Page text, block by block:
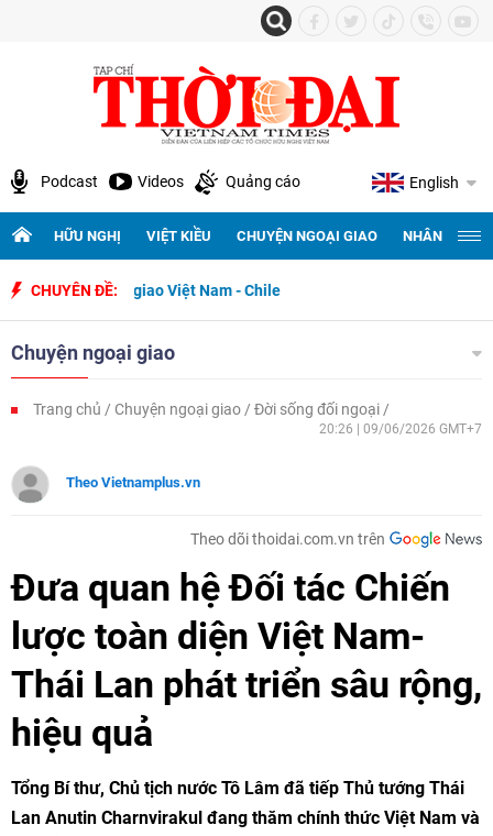
Podcast Videos Quảng cáo English
HỮU NGHỊ VIỆT KIỀU CHUYỆN NGOẠI GIAO NHÂN
CHUYÊN ĐỀ:
giao Việt Nam - Chile
Chuyện ngoại giao
Trang chủ Chuyện ngoại giao Đời sống đối ngoại
20:26 | 09/06/2026 GMT+7
Theo Vietnamplus.vn
Theo dõi thoidai.com.vn trên
Đưa quan hệ Đối tác Chiến
lược toàn diện Việt Nam-
Thái Lan phát triển sâu rộng,
hiệu quả
Tổng Bí thư, Chủ tịch nước Tô Lâm đã tiếp Thủ tướng Thái
Lan Anutin Charnvirakul đang thăm chính thức Việt Nam và